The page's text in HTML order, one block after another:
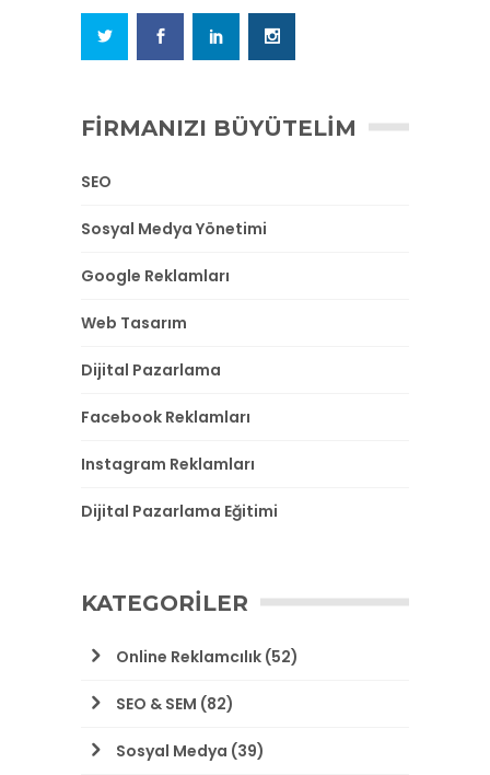
FIRMANIZI BÜYÜTELIM
SEO
Sosyal Medya Yönetimi
Google Reklamları
Web Tasarım
Dijital Pazarlama
Facebook Reklamları
Instagram Reklamları
Dijital Pazarlama Eğitimi
KATEGORILER
Online Reklamcılık (52)
SEO & SEM (82)
Sosyal Medya (39)